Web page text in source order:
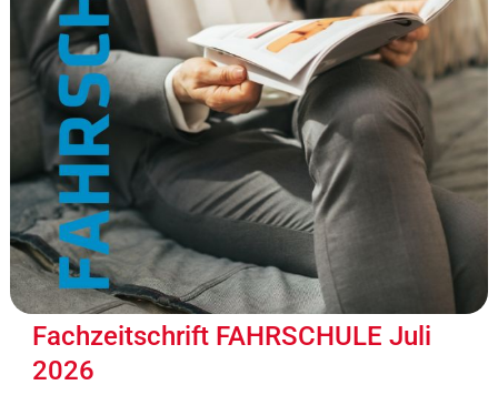
Fachzeitschrift FAHRSCHULE Juli
2026